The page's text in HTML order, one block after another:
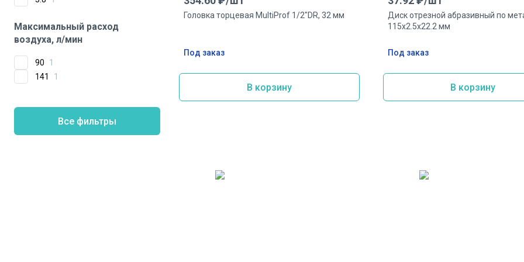
Максимальный расход
воздуха, л/мин
90
1
141
1
Все фильтры
Головка торцевая MultiProf 1/2"DR, 32 мм
Под заказ
В корзину
Диск отрезной абразивный по
115х2.5х22.2 мм
Под заказ
В корзину